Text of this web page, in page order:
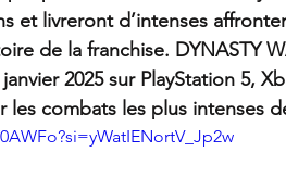
et livreront d’intenses
de la franchise. DYNASTY
2025 sur PlayStation 5,
les combats les plus intenses